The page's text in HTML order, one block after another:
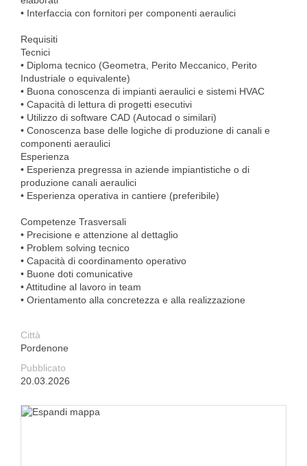
• Interfaccia con fornitori per componenti aeraulici
Requisiti
Tecnici
• Diploma tecnico (Geometra, Perito Meccanico, Perito
Industriale o equivalente)
• Buona conoscenza di impianti aeraulici e sistemi HVAC
• Capacità di lettura di progetti esecutivi
• Utilizzo di software CAD (Autocad o similari)
• Conoscenza base delle logiche di produzione di canali e
componenti aeraulici
Esperienza
• Esperienza pregressa in aziende impiantistiche o di
produzione canali aeraulici
• Esperienza operativa in cantiere (preferibile)
Competenze Trasversali
• Precisione e attenzione al dettaglio
• Problem solving tecnico
• Capacità di coordinamento operativo
• Buone doti comunicative
• Attitudine al lavoro in team
• Orientamento alla concretezza e alla realizzazione
Città
Pordenone
Pubblicato
20.03.2026